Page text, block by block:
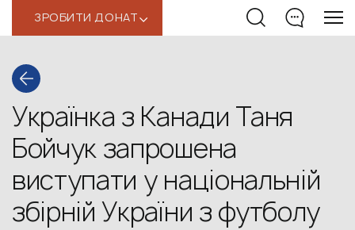
ЗРОБИТИ ДОНАТ‹
Українка з Канади Таня
Бойчук запрошена
виступати у національній
збірній України з футболу